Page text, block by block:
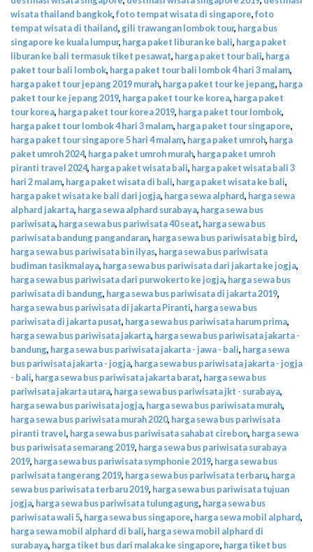
wisata thailand bangkok,foto tempat wisata di singapore,foto
tempat wisata di thailand, gili trawangan lombok tour, harga bus
singapore ke kuala lumpur, harga paket liburan ke bali, harga paket
liburan ke bali termasuk tiket pesawat, harga paket tour bali, harga
paket tour bali lombok, harga paket tour bali lombok 4 hari 3 malam,
harga paket tour jepang 2019 murah, harga paket tour ke jepang, harga
paket tour ke jepang 2019, harga paket tour ke korea, harga paket
tour korea, harga paket tour korea 2019, harga paket tour lombok,
harga paket tour lombok 4 hari 3 malam, harga paket tour singapore,
harga paket tour singapore 5 hari 4 malam, harga paket umroh, harga
paket umroh 2024, harga paket umroh murah, harga paket umroh
piranti travel 2024, harga paket wisata bali, harga paket wisata bali 3
hari 2 malam, harga paket wisata di bali, harga paket wisata ke bali,
harga paket wisata ke bali dari jogja, harga sewa alphard, harga sewa
alphard jakarta, harga sewa alphard surabaya, harga sewa bus
pariwisata, harga sewa bus pariwisata 40 seat, harga sewa bus
pariwisata bandung pangandaran, harga sewa bus pariwisata big bird,
harga sewa bus pariwisata bin ilyas, harga sewa bus pariwisata
budiman tasikmalaya, harga sewa bus pariwisata dari jakarta ke jogja,
harga sewa bus pariwisata dari purwokerto ke jogja, harga sewa bus
pariwisata di bandung, harga sewa bus pariwisata di jakarta 2019,
harga sewa bus pariwisata di jakarta Piranti, harga sewa bus
pariwisata di jakarta pusat, harga sewa bus pariwisata harum prima,
harga sewa bus pariwisata jakarta, harga sewa bus pariwisata jakarta -
bandung, harga sewa bus pariwisata jakarta - jawa - bali, harga sewa
bus pariwisata jakarta - jogja, harga sewa bus pariwisata jakarta - jogja
- bali, harga sewa bus pariwisata jakarta barat, harga sewa bus
pariwisata jakarta utara, harga sewa bus pariwisata jkt - surabaya,
harga sewa bus pariwisata jogja, harga sewa bus pariwisata murah,
harga sewa bus pariwisata murah 2020, harga sewa bus pariwisata
piranti travel, harga sewa bus pariwisata sahabat cirebon, harga sewa
bus pariwisata semarang 2019, harga sewa bus pariwisata surabaya
2019, harga sewa bus pariwisata symphonie 2019, harga sewa bus
pariwisata tangerang 2019, harga sewa bus pariwisata terbaru, harga
sewa bus pariwisata terbaru 2019, harga sewa bus pariwisata tujuan
jogja, harga sewa bus pariwisata tulungagung, harga sewa bus
pariwisata wali 5, harga sewa bus singapore, harga sewa mobil alphard,
harga sewa mobil alphard di bali, harga sewa mobil alphard di
surabaya, harga tiket bus dari malaka ke singapore, harga tiket bus